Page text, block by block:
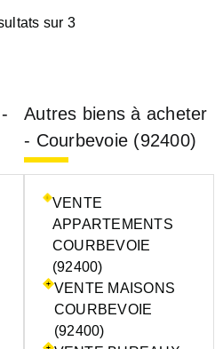
sur 3
Autres biens à acheter
- Courbevoie (92400)
VENTE
APPARTEMENTS
COURBEVOIE
(92400)
VENTE MAISONS
COURBEVOIE
(92400)